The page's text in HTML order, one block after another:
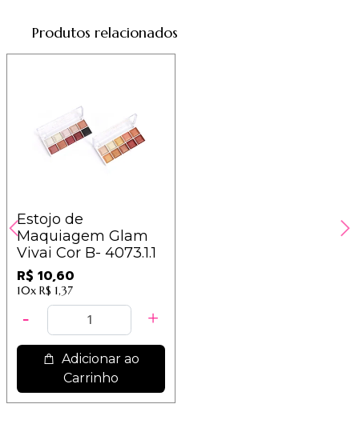
Produtos relacionados
Estojo de
Maquiagem Glam
Vivai Cor B- 4073.1.1
R$ 10,60
10x R$ 1,37
Adicionar ao
Carrinho